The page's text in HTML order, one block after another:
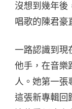
沒想到幾年後
唱歌的陳君豪
一路認識到現
他手，在音樂
人。她第一張
這張新專輯回